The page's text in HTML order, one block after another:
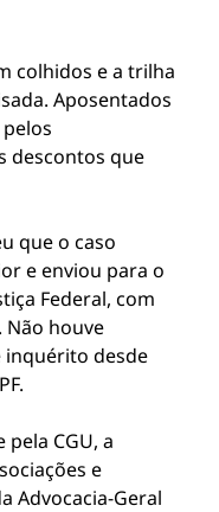
colhidos e a trilha
Aposentados
descontos que
que o caso
e enviou para o
Federal, com
Não houve
inquérito desde
pela CGU, a
e
Advocacia-Geral